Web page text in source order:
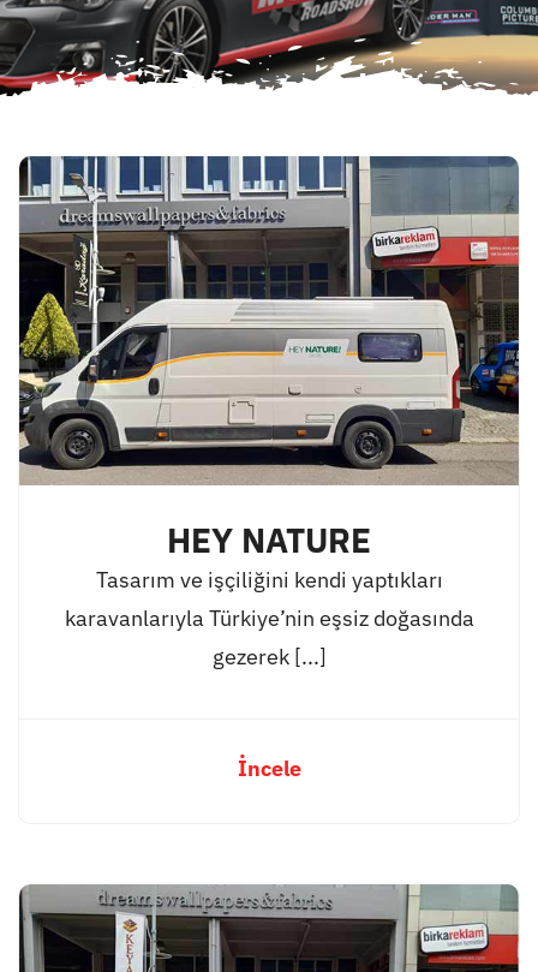
HEY NATURE
Tasarım ve işçiliğini kendi yaptıkları
karavanlarıyla Türkiye’nin eşsiz doğasında
gezerek [...]
İncele